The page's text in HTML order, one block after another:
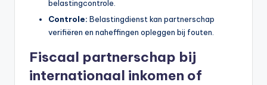
belastingcontrole.
Controle: Belastingdienst kan partnerschap
verifiëren en naheffingen opleggen bij fouten.
Fiscaal partnerschap bij
internationaal inkomen of